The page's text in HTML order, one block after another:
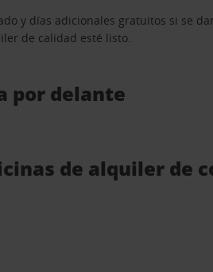
y días adicionales gratuitos si se
de calidad esté listo.
por delante
de alquiler de